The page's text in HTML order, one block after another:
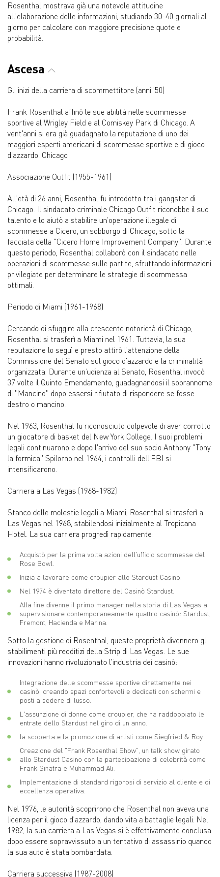
Rosenthal mostrava già una notevole attitudine
all'elaborazione delle informazioni, studiando 30-40 giornali al
giorno per calcolare con maggiore precisione quote e
probabilità.
Ascesa
Gli inizi della carriera di scommettitore (anni '50)
Frank Rosenthal affinò le sue abilità nelle scommesse
sportive al Wrigley Field e al Comiskey Park di Chicago. A
vent'anni si era già guadagnato la reputazione di uno dei
maggiori esperti americani di scommesse sportive e di gioco
d'azzardo. Chicago
Associazione Outfit (1955-1961)
All'età di 26 anni, Rosenthal fu introdotto tra i gangster di
Chicago. Il sindacato criminale Chicago Outfit riconobbe il suo
talento e lo aiutò a stabilire un'operazione illegale di
scommesse a Cicero, un sobborgo di Chicago, sotto la
facciata della "Cicero Home Improvement Company". Durante
questo periodo, Rosenthal collaborò con il sindacato nelle
operazioni di scommesse sulle partite, sfruttando informazioni
privilegiate per determinare le strategie di scommessa
ottimali.
Periodo di Miami (1961-1968)
Cercando di sfuggire alla crescente notorietà di Chicago,
Rosenthal si trasferì a Miami nel 1961. Tuttavia, la sua
reputazione lo seguì e presto attirò l'attenzione della
Commissione del Senato sul gioco d'azzardo e la criminalità
organizzata. Durante un'udienza al Senato, Rosenthal invocò
37 volte il Quinto Emendamento, guadagnandosi il soprannome
di "Mancino" dopo essersi rifiutato di rispondere se fosse
destro o mancino.
Nel 1963, Rosenthal fu riconosciuto colpevole di aver corrotto
un giocatore di basket del New York College. I suoi problemi
legali continuarono e dopo l'arrivo del suo socio Anthony "Tony
la formica" Spilorno nel 1964, i controlli dell'FBI si
intensificarono.
Carriera a Las Vegas (1968-1982)
Stanco delle molestie legali a Miami, Rosenthal si trasferì a
Las Vegas nel 1968, stabilendosi inizialmente al Tropicana
Hotel. La sua carriera progredì rapidamente:
Acquistò per la prima volta azioni dell'ufficio scommesse del
Rose Bowl.
Inizia a lavorare come croupier allo Stardust Casino.
Nel 1974 è diventato direttore del Casinò Stardust.
Alla fine divenne il primo manager nella storia di Las Vegas a
supervisionare contemporaneamente quattro casinò: Stardust,
Fremont, Hacienda e Marina.
Sotto la gestione di Rosenthal, queste proprietà divennero gli
stabilimenti più redditizi della Strip di Las Vegas. Le sue
innovazioni hanno rivoluzionato l'industria dei casinò:
Integrazione delle scommesse sportive direttamente nei
casinò, creando spazi confortevoli e dedicati con schermi e
posti a sedere di lusso.
L'assunzione di donne come croupier, che ha raddoppiato le
entrate dello Stardust nel giro di un anno.
la scoperta e la promozione di artisti come Siegfried & Roy
Creazione del "Frank Rosenthal Show", un talk show girato
allo Stardust Casino con la partecipazione di celebrità come
Frank Sinatra e Muhammad Ali.
Implementazione di standard rigorosi di servizio al cliente e di
eccellenza operativa.
Nel 1976, le autorità scoprirono che Rosenthal non aveva una
licenza per il gioco d'azzardo, dando vita a battaglie legali. Nel
1982, la sua carriera a Las Vegas si è effettivamente conclusa
dopo essere sopravvissuto a un tentativo di assassinio quando
la sua auto è stata bombardata.
Carriera successiva (1987-2008)